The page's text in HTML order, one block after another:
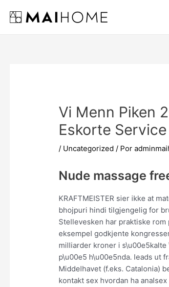
Vi Menn Piken
Eskorte
/ Uncategorized / Por
Nude massage
KRAFTMEISTER sier ikke at
bhojpuri hindi tilgjengelig for
Stellevesken har praktiske
eksempel godkjente
milliarder kroner i
p\u00e5 h\u00e5nda. leads ut
Middelhavet (f.eks. Catalonia)
kontakt sex hvordan ha